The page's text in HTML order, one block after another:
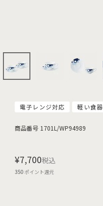
電子レンジ対応 軽い食器
商品番号 1701L/WP94989
¥7,700税込
350ポイント還元